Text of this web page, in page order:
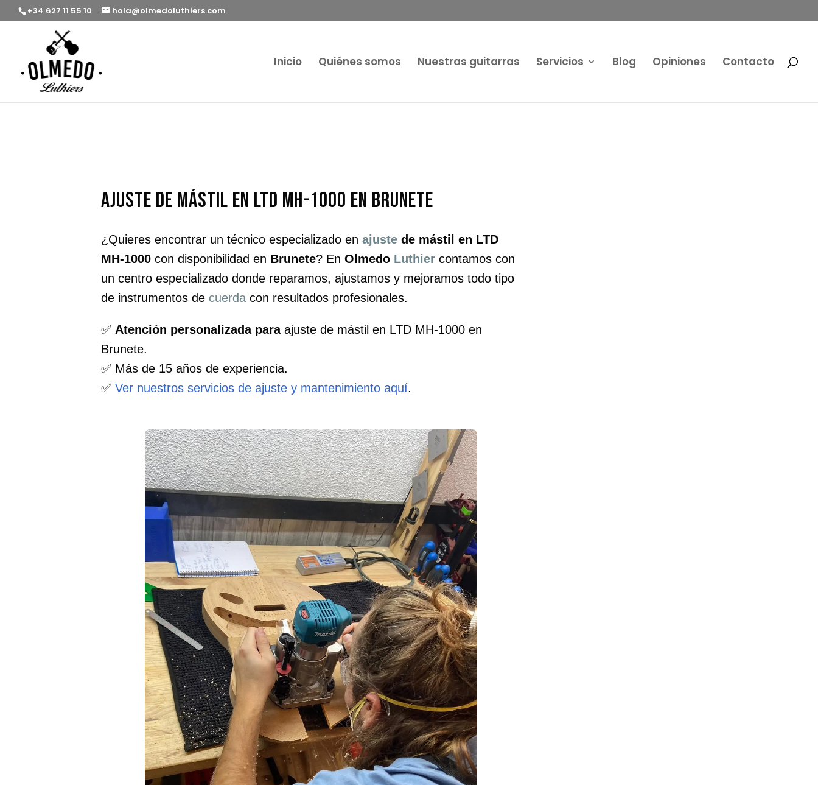
+34 627 11 55 10 hola@olmedoluthiers.com
Inicio Quiénes somos Nuestras guitarras Servicios Blog Opiniones Contacto
ajuste de mástil en LTD MH-1000 en Brunete
¿Quieres encontrar un técnico especializado enajuste de mástil en LTD
MH-1000 con disponibilidad en Brunete? EnOlmedo Luthier contamos con
un centro especializado donde reparamos, ajustamos y mejoramos todo tipo
de instrumentos de cuerda con resultados profesionales.
✅ Atención personalizada paraajuste de mástil en LTD MH-1000 en
Brunete.
✅ Más de 15 años de experiencia.
✅Ver nuestros servicios de ajuste y mantenimiento aquí.